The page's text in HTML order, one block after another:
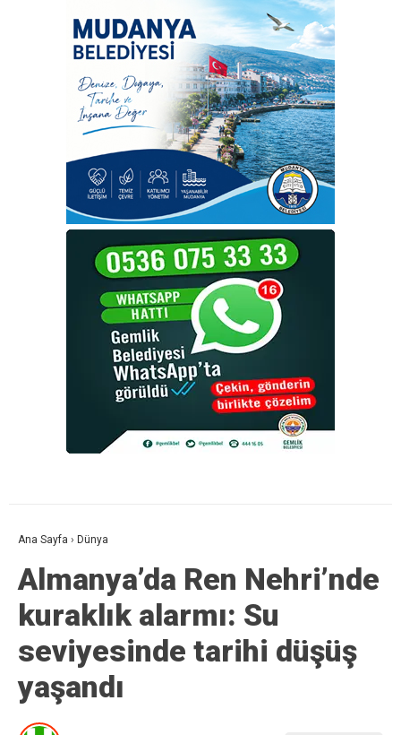
Ana Sayfa › Dünya
Almanya’da Ren Nehri’nde
kuraklık alarmı: Su
seviyesinde tarihi düşüş
yaşandı